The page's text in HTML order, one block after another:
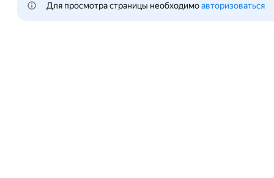
Для просмотра страницы необходимо авторизоваться